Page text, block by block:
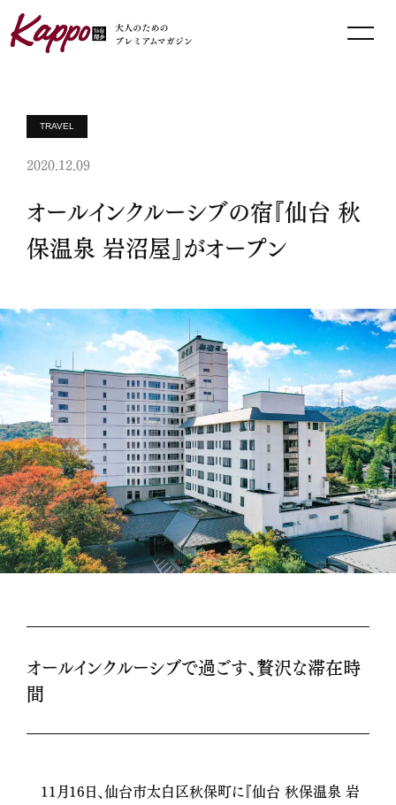
TRAVEL
2020.12.09
オールインクルーシブの宿『仙台 秋
保温泉 岩沼屋』がオープン
オールインクルーシブで過ごす、贅沢な滞在時
間
11月16日、仙台市太白区秋保町に『仙台 秋保温泉 岩